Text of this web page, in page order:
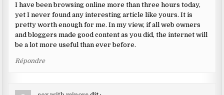
I have been browsing online more than three hours today,
yet I never found any interesting article like yours. It is
pretty worth enough for me. In my view, if all web owners
and bloggers made good content as you did, the internet will
be a lot more useful than ever before.
Répondre